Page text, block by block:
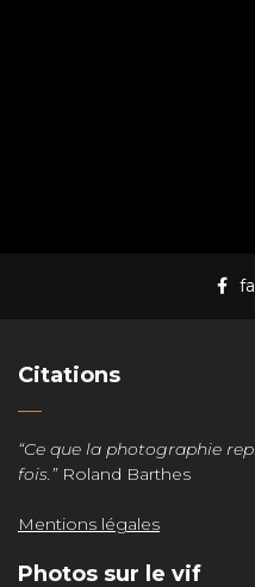
Citations
“Ce que la photographie
fois.” Roland Barthes
Mentions légales
Photos sur le vif